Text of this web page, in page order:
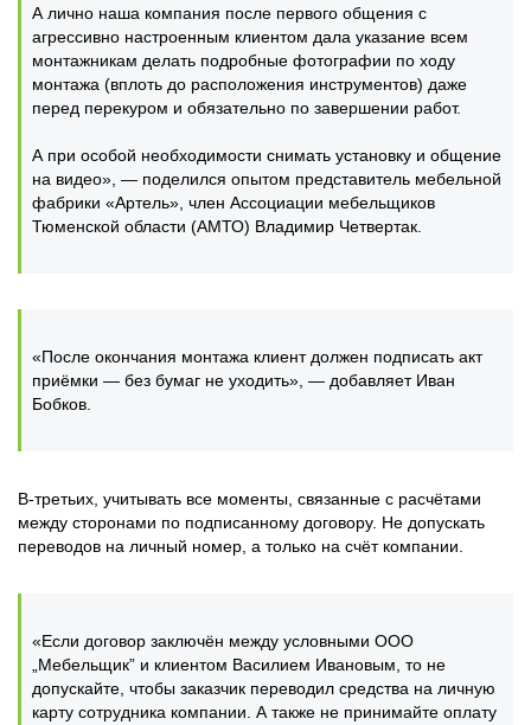
А лично наша компания после первого общения с
агрессивно настроенным клиентом дала указание всем
монтажникам делать подробные фотографии по ходу
монтажа (вплоть до расположения инструментов) даже
перед перекуром и обязательно по завершении работ.
А при особой необходимости снимать установку и общение
на видео», — поделился опытом представитель мебельной
фабрики «Артель», член Ассоциации мебельщиков
Тюменской области (АМТО) Владимир Четвертак.
«После окончания монтажа клиент должен подписать акт
приёмки — без бумаг не уходить», — добавляет Иван
Бобков.
В-третьих, учитывать все моменты, связанные с расчётами
между сторонами по подписанному договору. Не допускать
переводов на личный номер, а только на счёт компании.
«Если договор заключён между условными ООО
„Мебельщик” и клиентом Василием Ивановым, то не
допускайте, чтобы заказчик переводил средства на личную
карту сотрудника компании. А также не принимайте оплату